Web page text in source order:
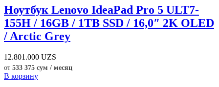
Ноутбук Lenovo IdeaPad Pro 5 ULT7-
155H / 16GB / 1TB SSD / 16,0″ 2K OLED
/ Arctic Grey
12.801.000 UZS
от 533 375 сум / месяц
В корзину